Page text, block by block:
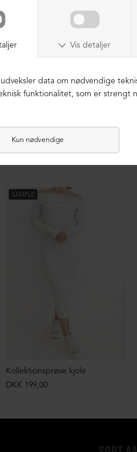
SAMPLE
Kollektionsprøve kjole
DKK 199,00